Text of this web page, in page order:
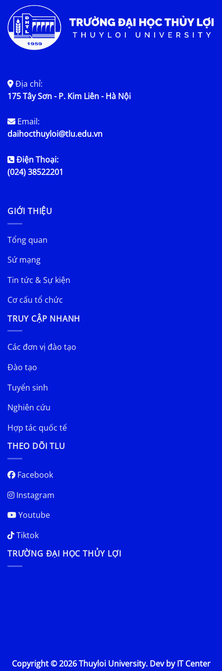
Địa chỉ:
175 Tây Sơn - P. Kim Liên - Hà Nội
Email:
daihocthuyloi@tlu.edu.vn
Điện Thoại:
(024) 38522201
GIỚI THIỆU
Tổng quan
Sứ mạng
Tin tức & Sự kiện
Cơ cấu tổ chức
TRUY CẬP NHANH
Các đơn vị đào tạo
Đào tạo
Tuyển sinh
Nghiên cứu
Hợp tác quốc tế
THEO DÕI TLU
Facebook
Instagram
Youtube
Tiktok
TRƯỜNG ĐẠI HỌC THỦY LỢI
Copyright © 2026 Thuyloi University. Dev by IT Center